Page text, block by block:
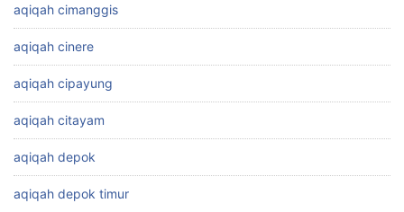
aqiqah cimanggis
aqiqah cinere
aqiqah cipayung
aqiqah citayam
aqiqah depok
aqiqah depok timur